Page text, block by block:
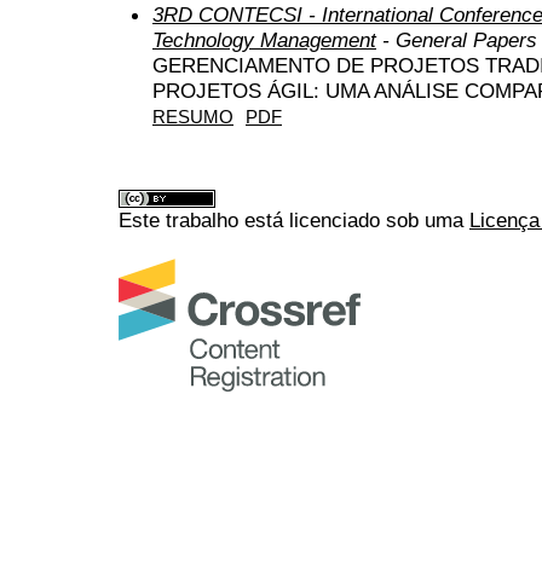
3RD CONTECSI - International
Technology Management- General Papers
GERENCIAMENTO DE PROJETOS
PROJETOS ÁGIL: UMA ANÁLISE
RESUMO PDF
Este trabalho está licenciado sob uma